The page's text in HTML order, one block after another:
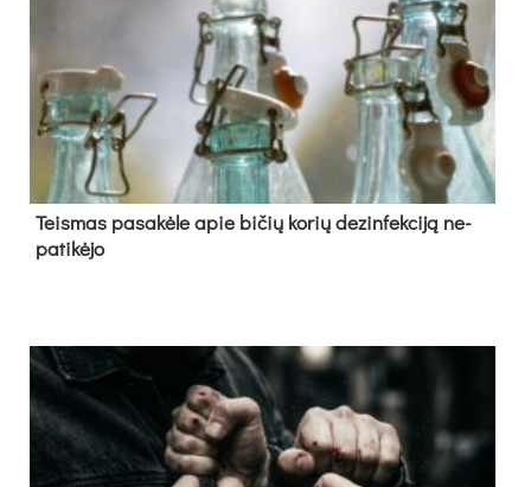
Teis­mas pa­sa­kė­le apie bi­čių ko­rių de­zin­fek­ci­ją ne­
pa­ti­kė­jo